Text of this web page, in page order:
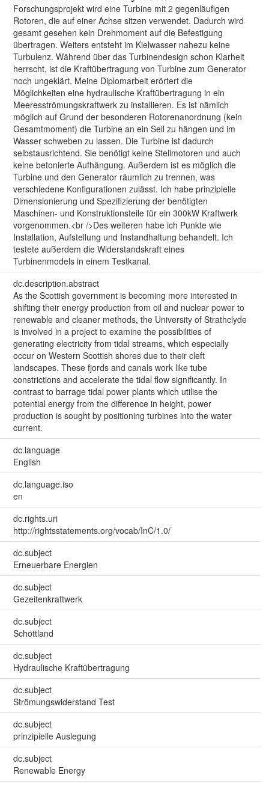
Forschungsprojekt wird eine Turbine mit 2 gegenläufigen
Rotoren, die auf einer Achse sitzen verwendet. Dadurch wird
gesamt gesehen kein Drehmoment auf die Befestigung
übertragen. Weiters entsteht im Kielwasser nahezu keine
Turbulenz. Während über das Turbinendesign schon Klarheit
herrscht, ist die Kraftübertragung von Turbine zum Generator
noch ungeklärt. Meine Diplomarbeit erörtert die
Möglichkeiten eine hydraulische Kraftübertragung in ein
Meeresströmungskraftwerk zu installieren. Es ist nämlich
möglich auf Grund der besonderen Rotorenanordnung (kein
Gesamtmoment) die Turbine an ein Seil zu hängen und im
Wasser schweben zu lassen. Die Turbine ist dadurch
selbstausrichtend. Sie benötigt keine Stellmotoren und auch
keine betonierte Aufhängung. Außerdem ist es möglich die
Turbine und den Generator räumlich zu trennen, was
verschiedene Konfigurationen zulässt. Ich habe prinzipielle
Dimensionierung und Spezifizierung der benötigten
Maschinen- und Konstruktionsteile für ein 300kW Kraftwerk
vorgenommen.<br />Des weiteren habe ich Punkte wie
Installation, Aufstellung und Instandhaltung behandelt. Ich
testete außerdem die Widerstandskraft eines
Turbinenmodels in einem Testkanal.
dc.description.abstract
As the Scottish government is becoming more interested in
shifting their energy production from oil and nuclear power to
renewable and cleaner methods, the University of Strathclyde
is involved in a project to examine the possibilities of
generating electricity from tidal streams, which especially
occur on Western Scottish shores due to their cleft
landscapes. These fjords and canals work like tube
constrictions and accelerate the tidal flow significantly. In
contrast to barrage tidal power plants which utilise the
potential energy from the difference in height, power
production is sought by positioning turbines into the water
current.
dc.language
English
dc.language.iso
en
dc.rights.uri
http://rightsstatements.org/vocab/InC/1.0/
dc.subject
Erneuerbare Energien
dc.subject
Gezeitenkraftwerk
dc.subject
Schottland
dc.subject
Hydraulische Kraftübertragung
dc.subject
Strömungswiderstand Test
dc.subject
prinzipielle Auslegung
dc.subject
Renewable Energy